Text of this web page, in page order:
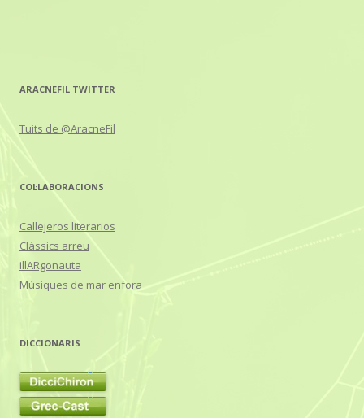
ARACNEFIL TWITTER
Tuits de @AracneFil
COL·LABORACIONS
Callejeros literarios
Clàssics arreu
illARgonauta
Músiques de mar enfora
DICCIONARIS